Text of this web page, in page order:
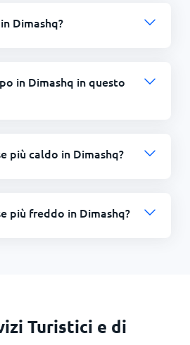
Dimashq?
in Dimashq in questo
più caldo in Dimashq?
più freddo in Dimashq?
Turistici e di